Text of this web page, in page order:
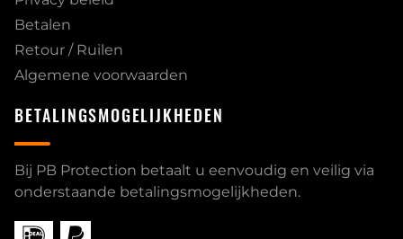
Betalen
Retour / Ruilen
Algemene voorwaarden
BETALINGSMOGELIJKHEDEN
Bij PB Protection betaalt u eenvoudig en veilig via
onderstaande betalingsmogelijkheden.